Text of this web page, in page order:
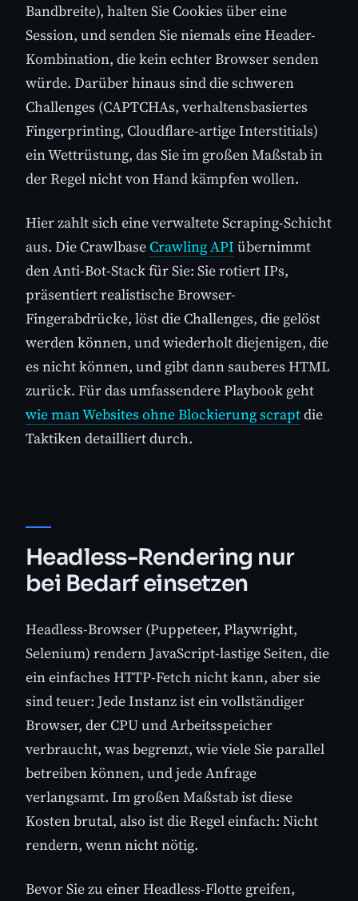
Bandbreite), halten Sie Cookies über eine
Session, und senden Sie niemals eine Header-
Kombination, die kein echter Browser senden
würde. Darüber hinaus sind die schweren
Challenges (CAPTCHAs, verhaltensbasiertes
Fingerprinting, Cloudflare-artige Interstitials)
ein Wettrüstung, das Sie im großen Maßstab in
der Regel nicht von Hand kämpfen wollen.
Hier zahlt sich eine verwaltete Scraping-Schicht
aus. Die CrawlbaseCrawling API übernimmt
den Anti-Bot-Stack für Sie: Sie rotiert IPs,
präsentiert realistische Browser-
Fingerabdrücke, löst die Challenges, die gelöst
werden können, und wiederholt diejenigen, die
es nicht können, und gibt dann sauberes HTML
zurück. Für das umfassendere Playbook geht
wie man Websites ohne Blockierung scraptdie
Taktiken detailliert durch.
Headless-Rendering nur
bei Bedarf einsetzen
Headless-Browser (Puppeteer, Playwright,
Selenium) rendern JavaScript-lastige Seiten, die
ein einfaches HTTP-Fetch nicht kann, aber sie
sind teuer: Jede Instanz ist ein vollständiger
Browser, der CPU und Arbeitsspeicher
verbraucht, was begrenzt, wie viele Sie parallel
betreiben können, und jede Anfrage
verlangsamt. Im großen Maßstab ist diese
Kosten brutal, also ist die Regel einfach: Nicht
rendern, wenn nicht nötig.
Bevor Sie zu einer Headless-Flotte greifen,